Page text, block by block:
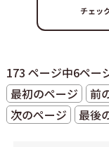
173 ページ中6ペー
最初のページ
前
次のページ
最後